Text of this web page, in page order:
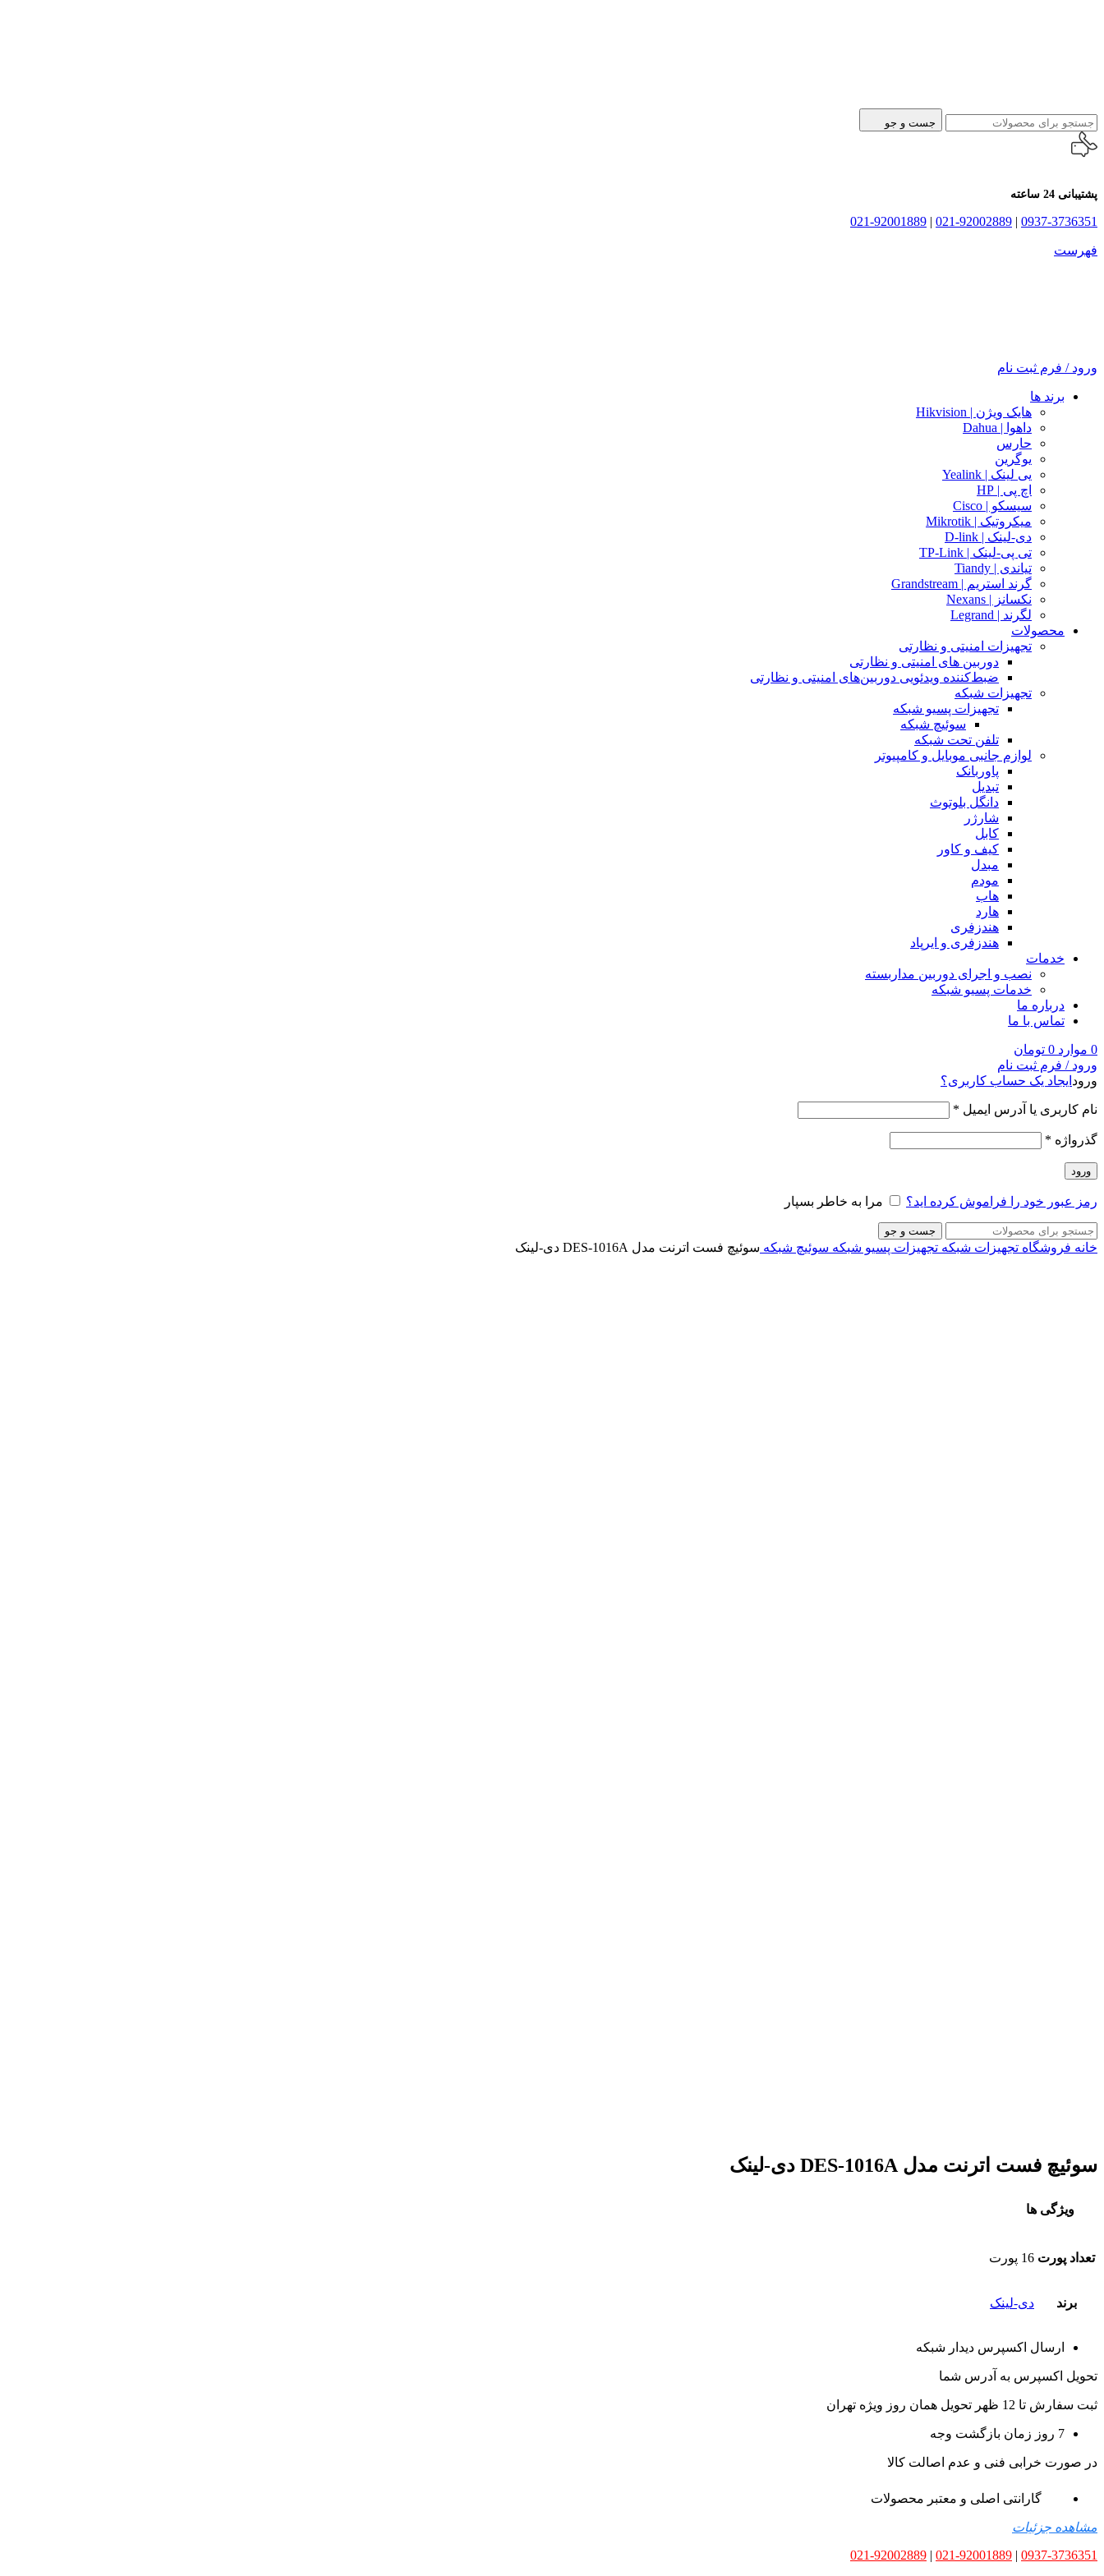
جست و جو
پشتیبانی 24 ساعته
0937-3736351
|
021-92002889
|
021-92001889
فهرست
ورود / فرم ثبت نام
برند ها
هایک ویژن | Hikvision
داهوا | Dahua
حارس
یوگرین
یی لینک | Yealink
اچ پی | HP
سیسکو | Cisco
میکروتیک | Mikrotik
دی-لینک | D-link
تی پی-لینک | TP-Link
تیاندی | Tiandy
گرند استریم | Grandstream
نکسانز | Nexans
لگرند | Legrand
محصولات
تجهیزات امنیتی و نظارتی
دوربین های امنیتی و نظارتی
ضبط‌کننده ویدئویی دوربین‌های امنیتی و نظارتی
تجهیزات شبکه
تجهیزات پسیو شبکه
سوئیچ‌ شبکه
تلفن تحت شبکه
لوازم جانبی موبایل و کامپیوتر
پاوربانک
تبدیل
دانگل بلوتوث
شارژر
کابل
کیف و کاور
مبدل
مودم
هاب
هارد
هندزفری
هندزفری و ایرپاد
خدمات
نصب و اجرای دوربین مداربسته
خدمات پسیو شبکه
درباره ما
تماس با ما
0 موارد 0 تومان
ورود / فرم ثبت نام
ورود ایجاد یک حساب کاربری؟
نام کاربری یا آدرس ایمیل *
گذرواژه *
ورود
رمز عبور خود را فراموش کرده اید؟ مرا به خاطر بسپار
جست و جو
خانه فروشگاه تجهیزات شبکه تجهیزات پسیو شبکه سوئیچ‌ شبکه سوئیچ فست اترنت مدل DES-1016A دی-لینک
سوئیچ فست اترنت مدل DES-1016A دی-لینک
ویژگی ها
تعداد پورت 16 پورت
برند دی-لینک
ارسال اکسپرس دیدار شبکه
تحویل اکسپرس به آدرس شما
ثبت سفارش تا 12 ظهر تحویل همان روز ویژه تهران
7 روز زمان بازگشت وجه
در صورت خرابی فنی و عدم اصالت کالا
گارانتی اصلی و معتبر محصولات
مشاهده جزئیات
0937-3736351
|
021-92001889
|
021-92002889